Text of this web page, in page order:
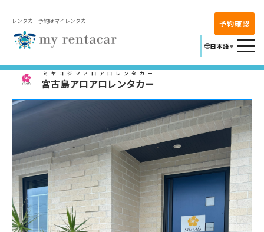
レンタカー予約はマイレンタカー 予約確認
🌐日本語▼
宮古島アロアロレンタカー
ミヤコジマアロアロレンタカー